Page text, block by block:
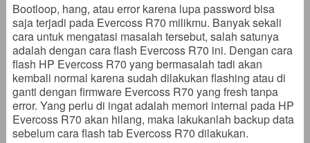
Bootloop, hang, atau error karena lupa password bisa
saja terjadi pada Evercoss R70 milikmu. Banyak sekali
cara untuk mengatasi masalah tersebut, salah satunya
adalah dengan cara flash Evercoss R70 ini. Dengan cara
flash HP Evercoss R70 yang bermasalah tadi akan
kembali normal karena sudah dilakukan flashing atau di
ganti dengan firmware Evercoss R70 yang fresh tanpa
error. Yang perlu di ingat adalah memori internal pada HP
Evercoss R70 akan hilang, maka lakukanlah backup data
sebelum cara flash tab Evercoss R70 dilakukan.